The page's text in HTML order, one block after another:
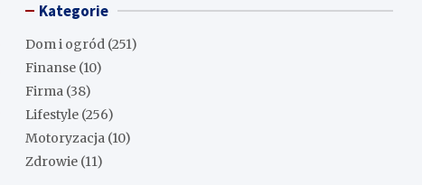
Kategorie
Dom i ogród (251)
Finanse (10)
Firma (38)
Lifestyle (256)
Motoryzacja (10)
Zdrowie (11)